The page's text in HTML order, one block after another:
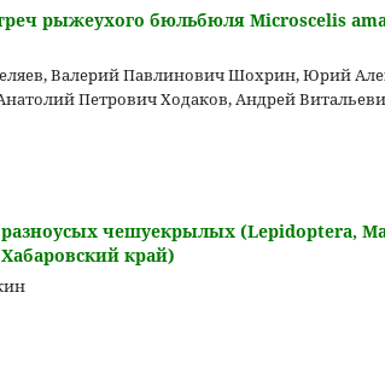
рыжеухого бюльбюля Microscelis
Валерий Павлинович Шохрин, Юрий
Петрович Ходаков, Андрей
чешуекрылых (Lepidoptera,
край)